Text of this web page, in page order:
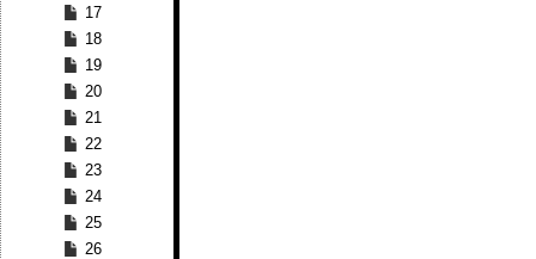
17
18
19
20
21
22
23
24
25
26